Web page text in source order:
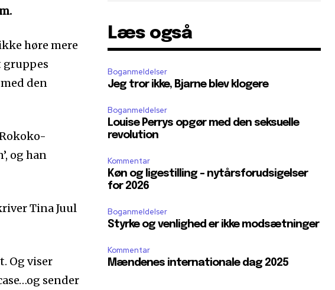
høre mere
gruppes
den
og han
Tina Juul
Og viser
sender
Læs også
Boganmeldelser
Jeg tror ikke, Bjarne blev klogere
Boganmeldelser
Louise Perrys opgør med den seksuelle
revolution
Kommentar
Køn og ligestilling – nytårsforudsigelser
for 2026
Boganmeldelser
Styrke og venlighed er ikke modsætninger
Kommentar
Mændenes internationale dag 2025